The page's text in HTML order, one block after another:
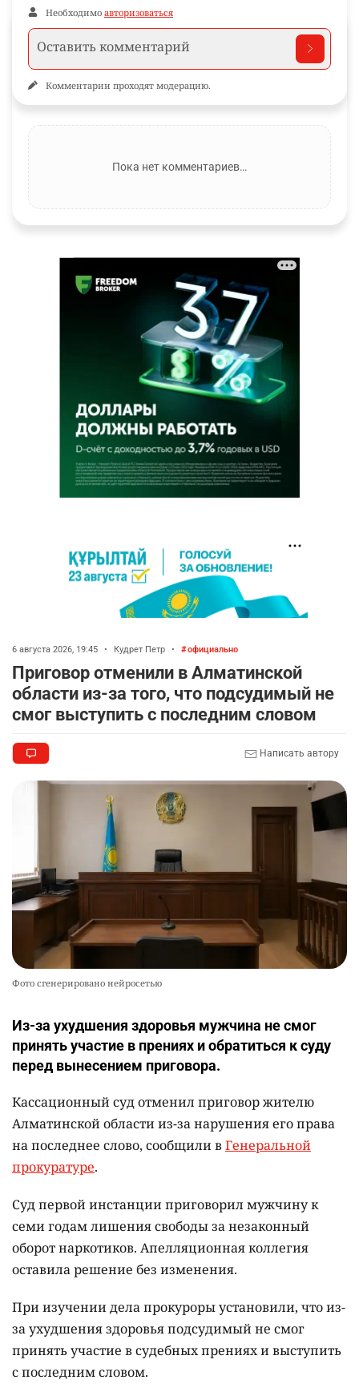
Необходимо авторизоваться
Комментарии проходят модерацию.
Пока нет комментариев…
6 августа 2026, 19:45 • Кудрет Петр • официально
Приговор отменили в Алматинской
области из-за того, что подсудимый не
смог выступить с последним словом
Написать автору
Фото сгенерировано нейросетью
Из-за ухудшения здоровья мужчина не смог
принять участие в прениях и обратиться к суду
перед вынесением приговора.
Кассационный суд отменил приговор жителю
Алматинской области из-за нарушения его права
на последнее слово, сообщили вГенеральной
прокуратуре.
Суд первой инстанции приговорил мужчину к
семи годам лишения свободы за незаконный
оборот наркотиков. Апелляционная коллегия
оставила решение без изменения.
При изучении дела прокуроры установили, что из-
за ухудшения здоровья подсудимый не смог
принять участие в судебных прениях и выступить
с последним словом.